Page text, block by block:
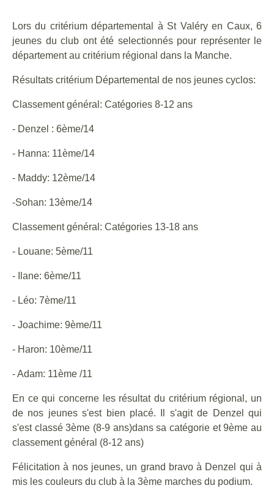
Lors du critérium départemental à St Valéry en Caux, 6
jeunes du club ont été selectionnés pour représenter le
département au critérium régional dans la Manche.
Résultats critérium Départemental de nos jeunes cyclos:
Classement général: Catégories 8-12 ans
- Denzel : 6ème/14
- Hanna: 11ème/14
- Maddy: 12ème/14
-Sohan: 13ème/14
Classement général: Catégories 13-18 ans
- Louane: 5ème/11
- Ilane: 6ème/11
- Léo: 7ème/11
- Joachime: 9ème/11
- Haron: 10ème/11
- Adam: 11ème /11
En ce qui concerne les résultat du critérium régional, un
de nos jeunes s'est bien placé. Il s'agit de Denzel qui
s'est classé 3ème (8-9 ans)dans sa catégorie et 9ème au
classement général (8-12 ans)
Félicitation à nos jeunes, un grand bravo à Denzel qui à
mis les couleurs du club à la 3ème marches du podium.